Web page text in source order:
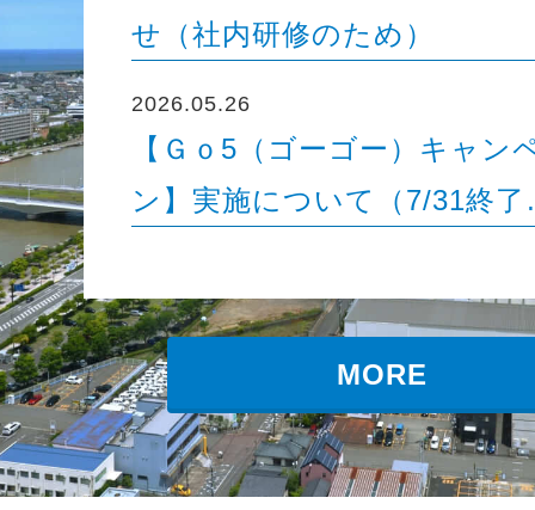
せ（社内研修のため）
2026.05.26
【Ｇｏ5（ゴーゴー）キャン
ン】実施について（7/31終
MORE